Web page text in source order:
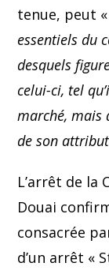
tenue, peut
essentiels du
desquels
celui-ci, tel
marché, mais
de son
L’arrêt de la
Douai
consacrée
d’un arrêt «